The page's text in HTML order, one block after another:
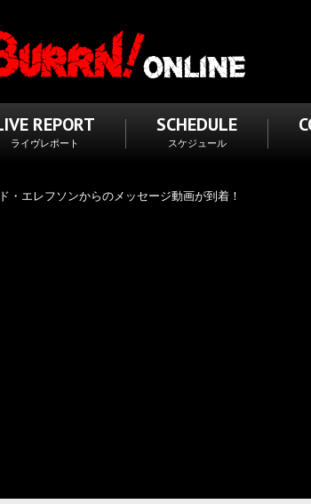
REPORT
ライヴレポート
SCHEDULE
スケジュール
エレフソンからのメッセージ動画が到着！